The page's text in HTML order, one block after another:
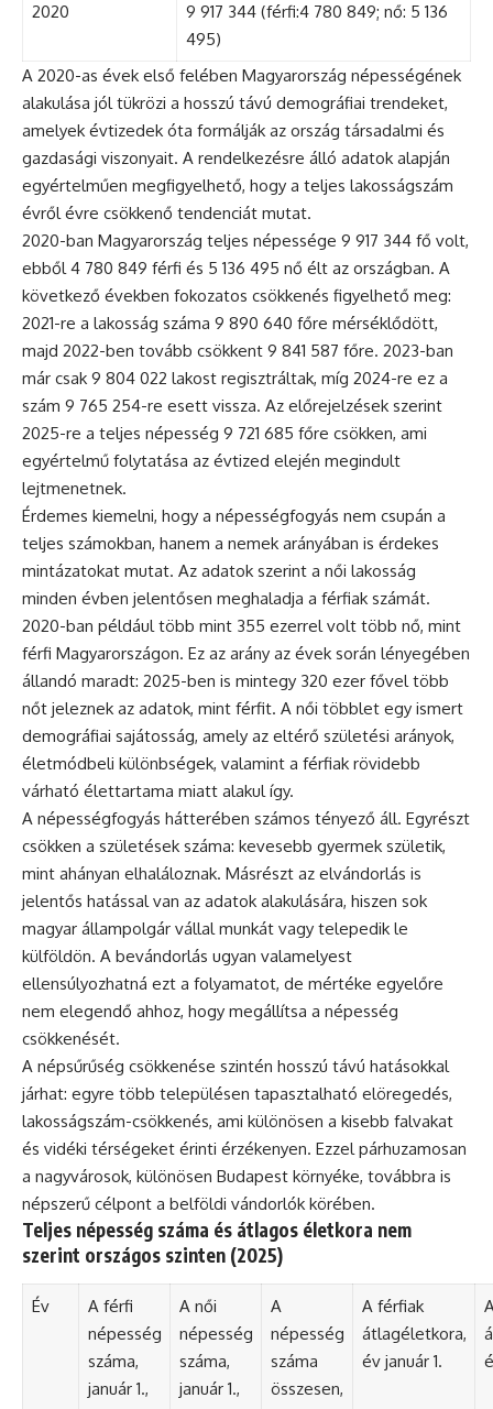
2020
9 917 344 (férfi:4 780 849; nő: 5 136
495)
A 2020-as évek első felében Magyarország népességének
alakulása jól tükrözi a hosszú távú demográfiai trendeket,
amelyek évtizedek óta formálják az ország társadalmi és
gazdasági viszonyait. A rendelkezésre álló adatok alapján
egyértelműen megfigyelhető, hogy a teljes lakosságszám
évről évre csökkenő tendenciát mutat.
2020-ban Magyarország teljes népessége 9 917 344 fő volt,
ebből 4 780 849 férfi és 5 136 495 nő élt az országban. A
következő években fokozatos csökkenés figyelhető meg:
2021-re a lakosság száma 9 890 640 főre mérséklődött,
majd 2022-ben tovább csökkent 9 841 587 főre. 2023-ban
már csak 9 804 022 lakost regisztráltak, míg 2024-re ez a
szám 9 765 254-re esett vissza. Az előrejelzések szerint
2025-re a teljes népesség 9 721 685 főre csökken, ami
egyértelmű folytatása az évtized elején megindult
lejtmenetnek.
Érdemes kiemelni, hogy a népességfogyás nem csupán a
teljes számokban, hanem a nemek arányában is érdekes
mintázatokat mutat. Az adatok szerint a női lakosság
minden évben jelentősen meghaladja a férfiak számát.
2020-ban például több mint 355 ezerrel volt több nő, mint
férfi Magyarországon. Ez az arány az évek során lényegében
állandó maradt: 2025-ben is mintegy 320 ezer fővel több
nőt jeleznek az adatok, mint férfit. A női többlet egy ismert
demográfiai sajátosság, amely az eltérő születési arányok,
életmódbeli különbségek, valamint a férfiak rövidebb
várható élettartama miatt alakul így.
A népességfogyás hátterében számos tényező áll. Egyrészt
csökken a születések száma: kevesebb gyermek születik,
mint ahányan elhaláloznak. Másrészt az elvándorlás is
jelentős hatással van az adatok alakulására, hiszen sok
magyar állampolgár vállal munkát vagy telepedik le
külföldön. A bevándorlás ugyan valamelyest
ellensúlyozhatná ezt a folyamatot, de mértéke egyelőre
nem elegendő ahhoz, hogy megállítsa a népesség
csökkenését.
A népsűrűség csökkenése szintén hosszú távú hatásokkal
járhat: egyre több településen tapasztalható elöregedés,
lakosságszám-csökkenés, ami különösen a kisebb falvakat
és vidéki térségeket érinti érzékenyen. Ezzel párhuzamosan
a nagyvárosok, különösen Budapest környéke, továbbra is
népszerű célpont a belföldi vándorlók körében.
Teljes népesség száma és átlagos életkora nem
szerint országos szinten (2025)
Év
A férfi
népesség
száma,
január 1.,
A női
népesség
száma,
január 1.,
A
népesség
száma
összesen,
A férfiak
átlagéletkora,
év január 1.